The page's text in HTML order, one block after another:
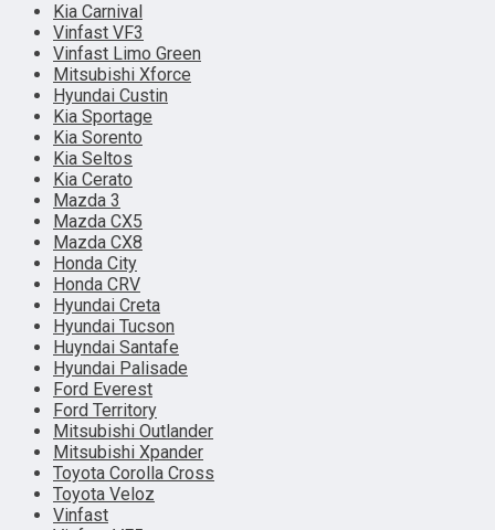
Kia Carnival
Vinfast VF3
Vinfast Limo Green
Mitsubishi Xforce
Hyundai Custin
Kia Sportage
Kia Sorento
Kia Seltos
Kia Cerato
Mazda 3
Mazda CX5
Mazda CX8
Honda City
Honda CRV
Hyundai Creta
Hyundai Tucson
Huyndai Santafe
Hyundai Palisade
Ford Everest
Ford Territory
Mitsubishi Outlander
Mitsubishi Xpander
Toyota Corolla Cross
Toyota Veloz
Vinfast